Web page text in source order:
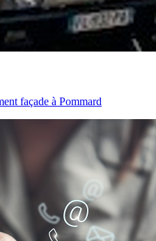
façade à Pommard